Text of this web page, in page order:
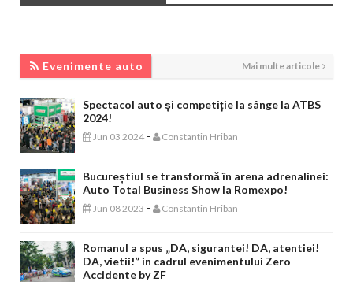
Evenimente auto Mai multe articole
Spectacol auto și competiție la sânge la ATBS
2024!
Jun 03 2024 - Constantin Hriban
Bucureștiul se transformă în arena adrenalinei:
Auto Total Business Show la Romexpo!
Jun 08 2023 - Constantin Hriban
Romanul a spus „DA, sigurantei! DA, atentiei!
DA, vietii!” in cadrul evenimentului Zero
Accidente by ZF